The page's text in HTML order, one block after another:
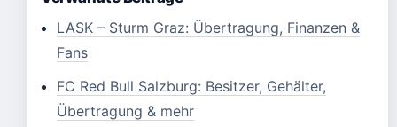
LASK – Sturm Graz: Übertragung, Finanzen &
Fans
FC Red Bull Salzburg: Besitzer, Gehälter,
Übertragung & mehr